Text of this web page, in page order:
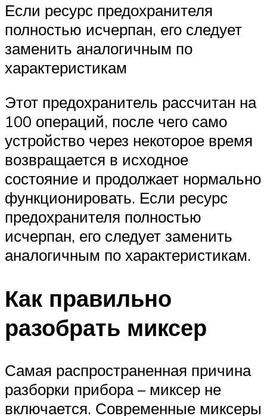
Если ресурс предохранителя
полностью исчерпан, его следует
заменить аналогичным по
характеристикам
Этот предохранитель рассчитан на
100 операций, после чего само
устройство через некоторое время
возвращается в исходное
состояние и продолжает нормально
функционировать. Если ресурс
предохранителя полностью
исчерпан, его следует заменить
аналогичным по характеристикам.
Как правильно
разобрать миксер
Самая распространенная причина
разборки прибора – миксер не
включается. Современные миксеры